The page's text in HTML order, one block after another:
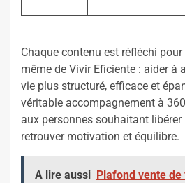
Chaque contenu est réfléchi
même de Vivir Eficiente : aider à
vie plus structuré, efficace et
véritable accompagnement à
aux personnes souhaitant
retrouver motivation et équilibre.
A lire aussi Plafond vente